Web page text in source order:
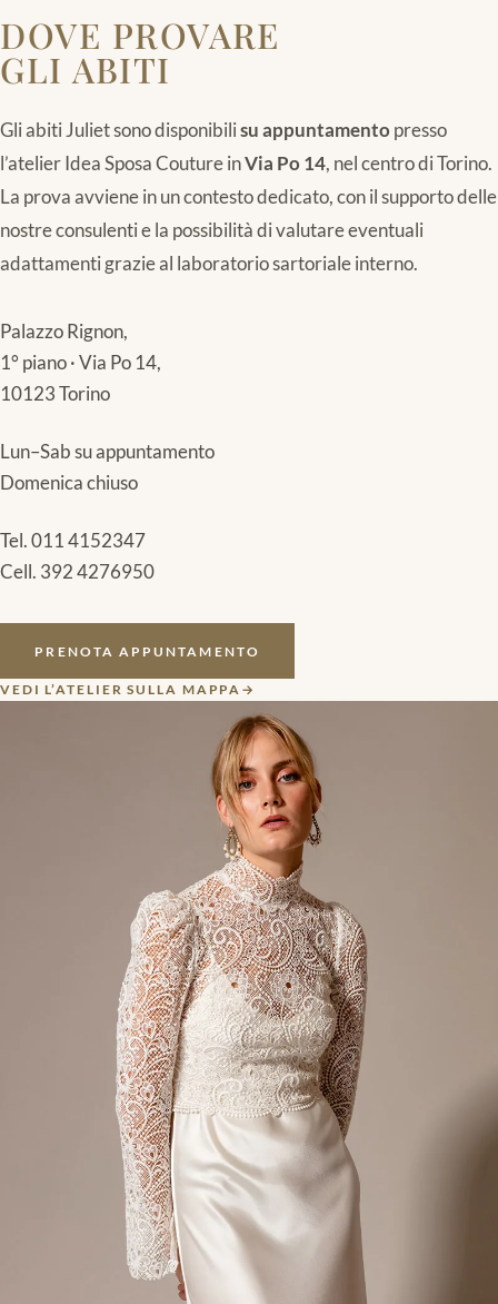
DOVE PROVARE
GLI ABITI
Gli abiti Juliet sono disponibilisu appuntamento presso
l’atelier Idea Sposa Couture inVia Po 14, nel centro di Torino.
La prova avviene in un contesto dedicato, con il supporto delle
nostre consulenti e la possibilità di valutare eventuali
adattamenti grazie al laboratorio sartoriale interno.
Palazzo Rignon,
1° piano · Via Po 14,
10123 Torino
Lun–Sab su appuntamento
Domenica chiuso
Tel.011 4152347
Cell. 392 4276950
PRENOTA APPUNTAMENTO
VEDI L’ATELIER SULLA MAPPA